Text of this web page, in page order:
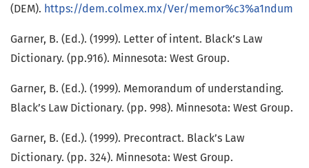
(DEM). https://dem.colmex.mx/Ver/memor%c3%a1ndum
Garner, B. (Ed.). (1999). Letter of intent. Black’s Law
Dictionary. (pp.916). Minnesota: West Group.
Garner, B. (Ed.). (1999). Memorandum of understanding.
Black’s Law Dictionary. (pp. 998). Minnesota: West Group.
Garner, B. (Ed.). (1999). Precontract. Black’s Law
Dictionary. (pp. 324). Minnesota: West Group.